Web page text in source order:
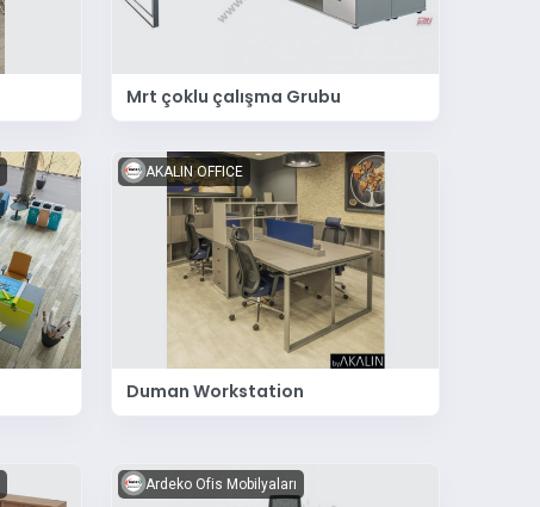
Mrt çoklu çalışma Grubu
AKALIN OFFICE
Duman Workstation
Ardeko Ofis Mobilyaları